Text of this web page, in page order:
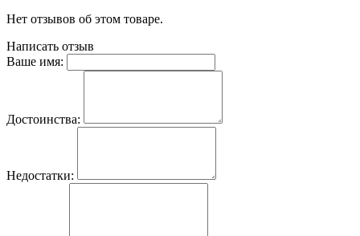
Нет отзывов об этом товаре.
Написать отзыв
Ваше имя:
Достоинства:
Недостатки: